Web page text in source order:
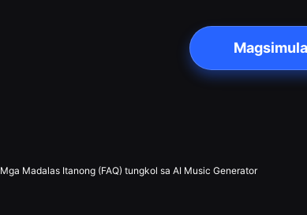
Mga Madalas Itanong (FAQ) tungkol sa AI Music Generator